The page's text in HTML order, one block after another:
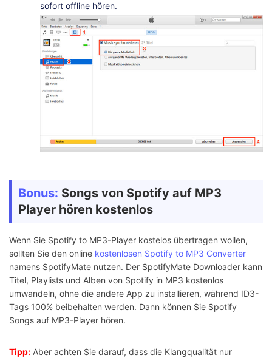
sofort offline hören.
Bonus: Songs von Spotify auf MP3
Player hören kostenlos
Wenn Sie Spotify to MP3-Player kostelos übertragen wollen,
sollten Sie den online kostenlosen Spotify to MP3 Converter
namens SpotifyMate nutzen. Der SpotifyMate Downloader kann
Titel, Playlists und Alben von Spotify in MP3 kostenlos
umwandeln, ohne die andere App zu installieren, während ID3-
Tags 100% beibehalten werden. Dann können Sie Spotify
Songs auf MP3-Player hören.
Tipp: Aber achten Sie darauf, dass die Klangqualität nur